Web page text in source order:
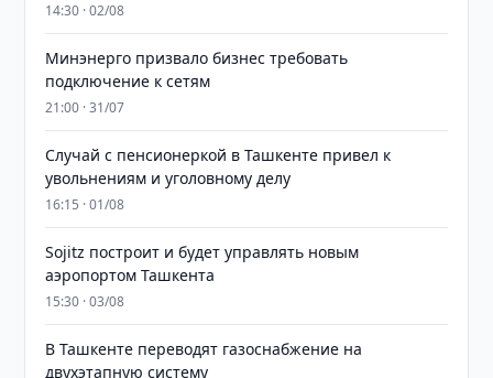
14:30 · 02/08
Минэнерго призвало бизнес требовать
подключение к сетям
21:00 · 31/07
Случай с пенсионеркой в Ташкенте привел к
увольнениям и уголовному делу
16:15 · 01/08
Sojitz построит и будет управлять новым
аэропортом Ташкента
15:30 · 03/08
В Ташкенте переводят газоснабжение на
двухэтапную систему